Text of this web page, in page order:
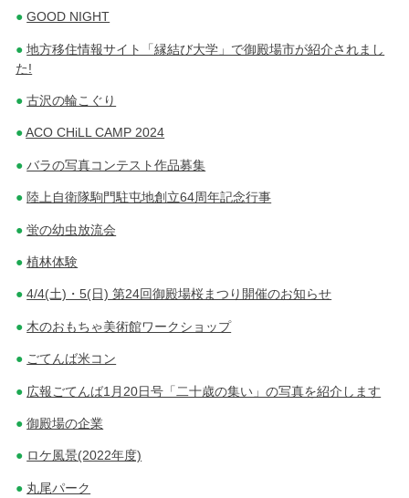
GOOD NIGHT
地方移住情報サイト「縁結び大学」で御殿場市が紹介されまし
た!
古沢の輪こぐり
ACO CHiLL CAMP 2024
バラの写真コンテスト作品募集
陸上自衛隊駒門駐屯地創立64周年記念行事
蛍の幼虫放流会
植林体験
4/4(土)・5(日) 第24回御殿場桜まつり開催のお知らせ
木のおもちゃ美術館ワークショップ
ごてんば米コン
広報ごてんば1月20日号「二十歳の集い」の写真を紹介します
御殿場の企業
ロケ風景(2022年度)
丸尾パーク